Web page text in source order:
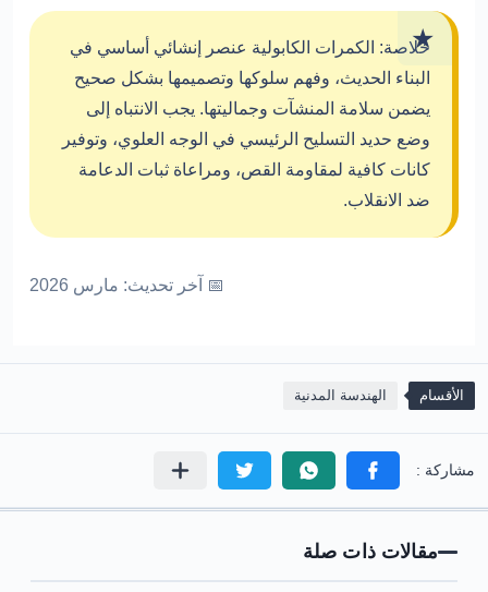
خلاصة: الكمرات الكابولية عنصر إنشائي أساسي في
البناء الحديث، وفهم سلوكها وتصميمها بشكل صحيح
يضمن سلامة المنشآت وجماليتها. يجب الانتباه إلى
وضع حديد التسليح الرئيسي في الوجه العلوي، وتوفير
كانات كافية لمقاومة القص، ومراعاة ثبات الدعامة
ضد الانقلاب.
📅 آخر تحديث: مارس 2026
الأقسام الهندسة المدنية
مقالات ذات صلة